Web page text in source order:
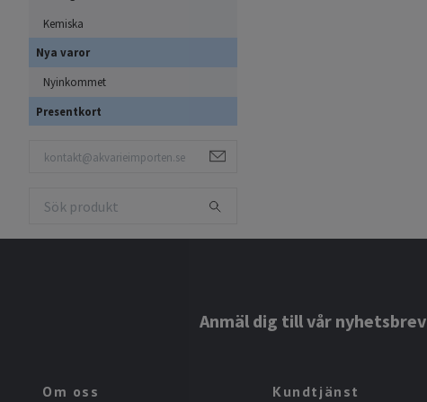
Kemiska
Nya varor
Nyinkommet
Presentkort
Anmäl dig till vår nyhetsbrev
Om oss Kundtjänst